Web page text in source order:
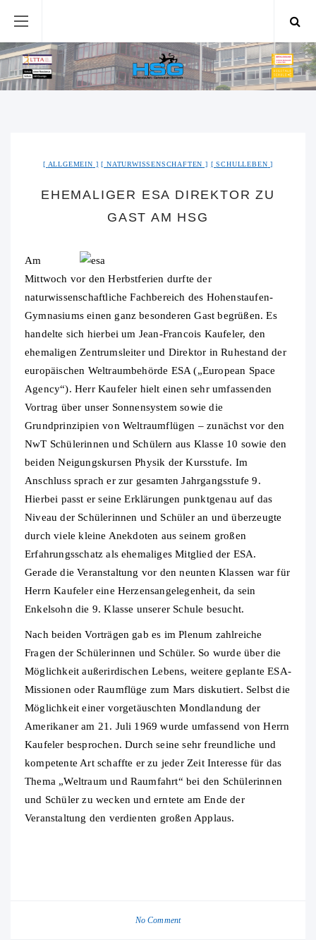
ALLGEMEIN NATURWISSENSCHAFTEN SCHULLEBEN
EHEMALIGER ESA DIREKTOR ZU
GAST AM HSG
Am
Mittwoch vor den Herbstferien durfte der
naturwissenschaftliche Fachbereich des Hohenstaufen-
Gymnasiums einen ganz besonderen Gast begrüßen. Es
handelte sich hierbei um Jean-Francois Kaufeler, den
ehemaligen Zentrumsleiter und Direktor in Ruhestand der
europäischen Weltraumbehörde ESA („European Space
Agency“). Herr Kaufeler hielt einen sehr umfassenden
Vortrag über unser Sonnensystem sowie die
Grundprinzipien von Weltraumflügen – zunächst vor den
NwT Schülerinnen und Schülern aus Klasse 10 sowie den
beiden Neigungskursen Physik der Kursstufe. Im
Anschluss sprach er zur gesamten Jahrgangsstufe 9.
Hierbei passt er seine Erklärungen punktgenau auf das
Niveau der Schülerinnen und Schüler an und überzeugte
durch viele kleine Anekdoten aus seinem großen
Erfahrungsschatz als ehemaliges Mitglied der ESA.
Gerade die Veranstaltung vor den neunten Klassen war für
Herrn Kaufeler eine Herzensangelegenheit, da sein
Enkelsohn die 9. Klasse unserer Schule besucht.
Nach beiden Vorträgen gab es im Plenum zahlreiche
Fragen der Schülerinnen und Schüler. So wurde über die
Möglichkeit außerirdischen Lebens, weitere geplante ESA-
Missionen oder Raumflüge zum Mars diskutiert. Selbst die
Möglichkeit einer vorgetäuschten Mondlandung der
Amerikaner am 21. Juli 1969 wurde umfassend von Herrn
Kaufeler besprochen. Durch seine sehr freundliche und
kompetente Art schaffte er zu jeder Zeit Interesse für das
Thema „Weltraum und Raumfahrt“ bei den Schülerinnen
und Schüler zu wecken und erntete am Ende der
Veranstaltung den verdienten großen Applaus.
No Comment